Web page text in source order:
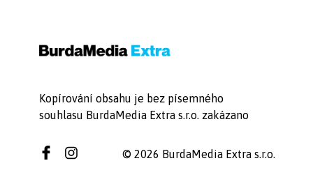
Kopírování obsahu je bez písemného
souhlasu BurdaMedia Extra s.r.o. zakázano
© 2026 BurdaMedia Extra s.r.o.